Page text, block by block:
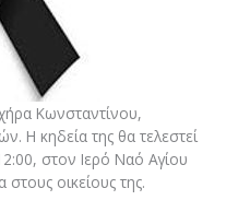
Κωνσταντίνου,
Η κηδεία της θα τελεστεί
στον Ιερό Ναό Αγίου
οικείους της.